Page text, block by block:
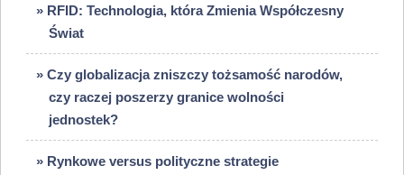
» RFID: Technologia, która Zmienia Współczesny
Świat
» Czy globalizacja zniszczy tożsamość narodów,
czy raczej poszerzy granice wolności
jednostek?
» Rynkowe versus polityczne strategie